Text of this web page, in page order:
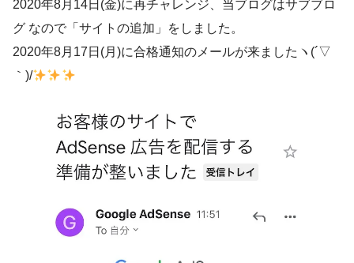
2020年8月14日(金)に再チャレンジ、当ブログはサブブロ
グ なので「サイトの追加」をしました。
2020年8月17日(月)に合格通知のメールが来ましたヽ(´▽
｀)/